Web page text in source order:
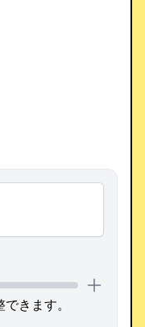
きます。